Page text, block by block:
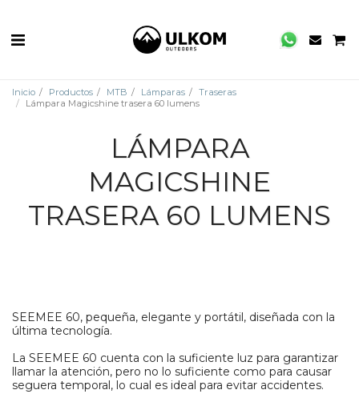
Inicio Productos MTB Lámparas
Traseras
Lámpara Magicshine trasera 60 lumens
LÁMPARA
MAGICSHINE
TRASERA 60 LUMENS
SEEMEE 60, pequeña, elegante y portátil, diseñada con la
última tecnología.
La SEEMEE 60 cuenta con la suficiente luz para garantizar
llamar la atención, pero no lo suficiente como para causar
seguera temporal, lo cual es ideal para evitar accidentes.